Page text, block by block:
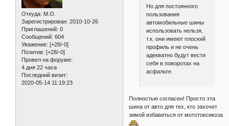
Откуда: M.O.
Зарегистрирован: 2010-10-26
Приглашений: 0
Сообщений: 604
Уважение: [+28/-0]
Позитив: [+28/-0]
Провел на форуме:
4 дня 22 часа
Последний визит:
2020-05-14 11:19:23
Но для постоянного
пользования
автомобильные шины
использовать нельзя,
т.к. они имеют плоский
профиль и не очень
адекватно будут вести
себя в поворотах на
асфальте.
Полностью согласен! Просто эта
шина от авто для тех, кто захочет
зимой избавиться от мототоксикоза